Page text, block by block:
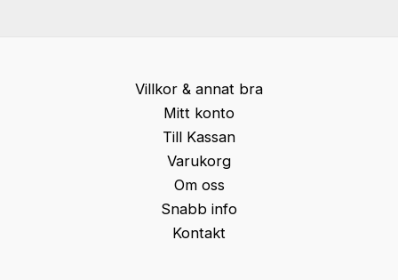
Villkor & annat bra
Mitt konto
Till Kassan
Varukorg
Om oss
Snabb info
Kontakt